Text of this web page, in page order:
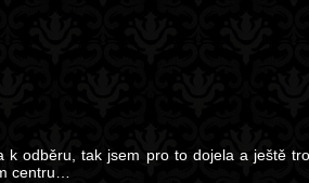
k odběru, tak jsem pro to dojela a ještě
centru…